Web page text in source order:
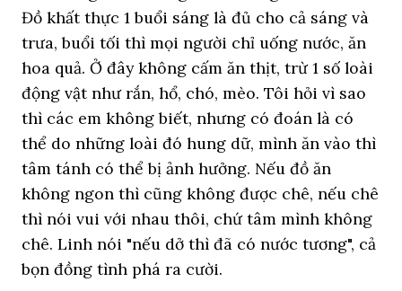
Đồ khất thực 1 buổi sáng là đủ cho cả sáng và
trưa, buổi tối thì mọi người chỉ uống nước, ăn
hoa quả. Ở đây không cấm ăn thịt, trừ 1 số loài
động vật như rắn, hổ, chó, mèo. Tôi hỏi vì sao
thì các em không biết, nhưng có đoán là có
thể do những loài đó hung dữ, mình ăn vào thì
tâm tánh có thể bị ảnh hưởng. Nếu đồ ăn
không ngon thì cũng không được chê, nếu chê
thì nói vui với nhau thôi, chứ tâm mình không
chê. Linh nói "nếu dở thì đã có nước tương", cả
bọn đồng tình phá ra cười.